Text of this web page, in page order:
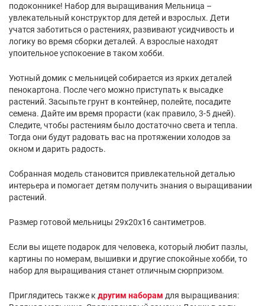
подоконнике! Набор для выращивания Мельница –
увлекательный конструктор для детей и взрослых. Дети
учатся заботиться о растениях, развивают усидчивость и
логику во время сборки деталей. А взрослые находят
упоительное успокоение в таком хобби.
Уютный домик с мельницей собирается из ярких деталей
пенокартона. После чего можно приступать к высадке
растений. Засыпьте грунт в контейнер, полейте, посадите
семена. Дайте им время прорасти (как правило, 3-5 дней).
Следите, чтобы растениям было достаточно света и тепла.
Тогда они будут радовать вас на протяжении холодов за
окном и дарить радость.
Собранная модель становится привлекательной деталью
интерьера и помогает детям получить знания о выращивании
растений.
Размер готовой мельницы 29х20х16 сантиметров.
Если вы ищете подарок для человека, который любит пазлы,
картины по номерам, вышивки и другие спокойные хобби, то
набор для выращивания станет отличным сюрпризом.
Приглядитесь также к другим наборам для выращивания: